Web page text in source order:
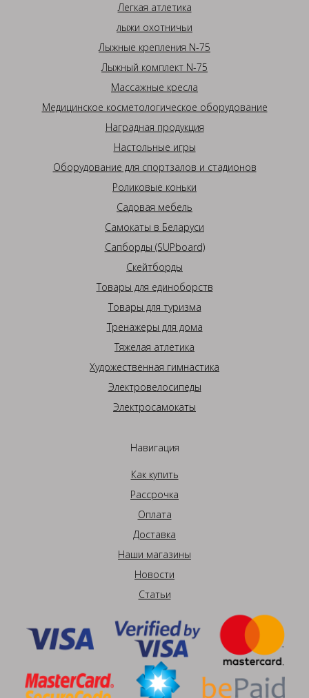
Легкая атлетика
лыжи охотничьи
Лыжные крепления N-75
Лыжный комплект N-75
Массажные кресла
Медицинское косметологическое оборудование
Наградная продукция
Настольные игры
Оборудование для спортзалов и стадионов
Роликовые коньки
Садовая мебель
Самокаты в Беларуси
Сапборды (SUPboard)
Скейтборды
Товары для единоборств
Товары для туризма
Тренажеры для дома
Тяжелая атлетика
Художественная гимнастика
Электровелосипеды
Электросамокаты
Навигация
Как купить
Рассрочка
Оплата
Доставка
Наши магазины
Новости
Статьи